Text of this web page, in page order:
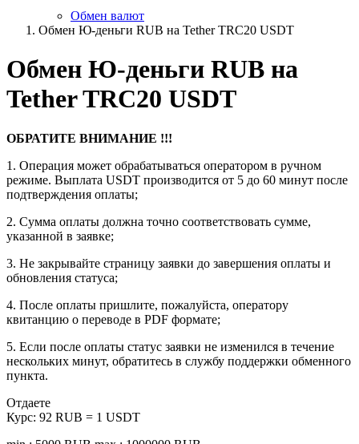
Обмен валют
Обмен Ю-деньги RUB на Tether TRC20 USDT
Обмен Ю-деньги RUB на
Tether TRC20 USDT
ОБРАТИТЕ ВНИМАНИЕ !!!
1. Операция может обрабатываться оператором в ручном
режиме. Выплата USDT производится от 5 до 60 минут после
подтверждения оплаты;
2. Сумма оплаты должна точно соответствовать сумме,
указанной в заявке;
3. Не закрывайте страницу заявки до завершения оплаты и
обновления статуса;
4. После оплаты пришлите, пожалуйста, оператору
квитанцию о переводе в PDF формате;
5. Если после оплаты статус заявки не изменился в течение
нескольких минут, обратитесь в службу поддержки обменного
пункта.
Отдаете
Курс: 92 RUB = 1 USDT